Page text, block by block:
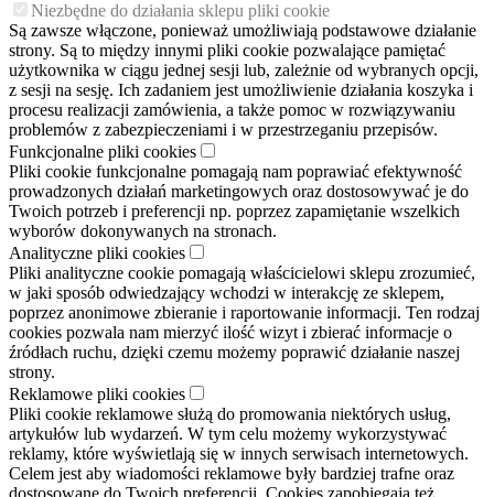
Niezbędne do działania sklepu pliki cookie
Są zawsze włączone, ponieważ umożliwiają podstawowe działanie
strony. Są to między innymi pliki cookie pozwalające pamiętać
użytkownika w ciągu jednej sesji lub, zależnie od wybranych opcji,
z sesji na sesję. Ich zadaniem jest umożliwienie działania koszyka i
procesu realizacji zamówienia, a także pomoc w rozwiązywaniu
problemów z zabezpieczeniami i w przestrzeganiu przepisów.
Funkcjonalne pliki cookies
Pliki cookie funkcjonalne pomagają nam poprawiać efektywność
prowadzonych działań marketingowych oraz dostosowywać je do
Twoich potrzeb i preferencji np. poprzez zapamiętanie wszelkich
wyborów dokonywanych na stronach.
Analityczne pliki cookies
Pliki analityczne cookie pomagają właścicielowi sklepu zrozumieć,
w jaki sposób odwiedzający wchodzi w interakcję ze sklepem,
poprzez anonimowe zbieranie i raportowanie informacji. Ten rodzaj
cookies pozwala nam mierzyć ilość wizyt i zbierać informacje o
źródłach ruchu, dzięki czemu możemy poprawić działanie naszej
strony.
Reklamowe pliki cookies
Pliki cookie reklamowe służą do promowania niektórych usług,
artykułów lub wydarzeń. W tym celu możemy wykorzystywać
reklamy, które wyświetlają się w innych serwisach internetowych.
Celem jest aby wiadomości reklamowe były bardziej trafne oraz